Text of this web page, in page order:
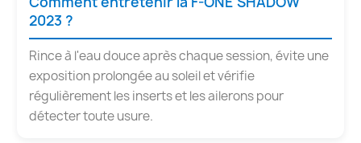
2023 ?
Rince à l'eau douce après chaque session, évite une
exposition prolongée au soleil et vérifie
régulièrement les inserts et les ailerons pour
détecter toute usure.